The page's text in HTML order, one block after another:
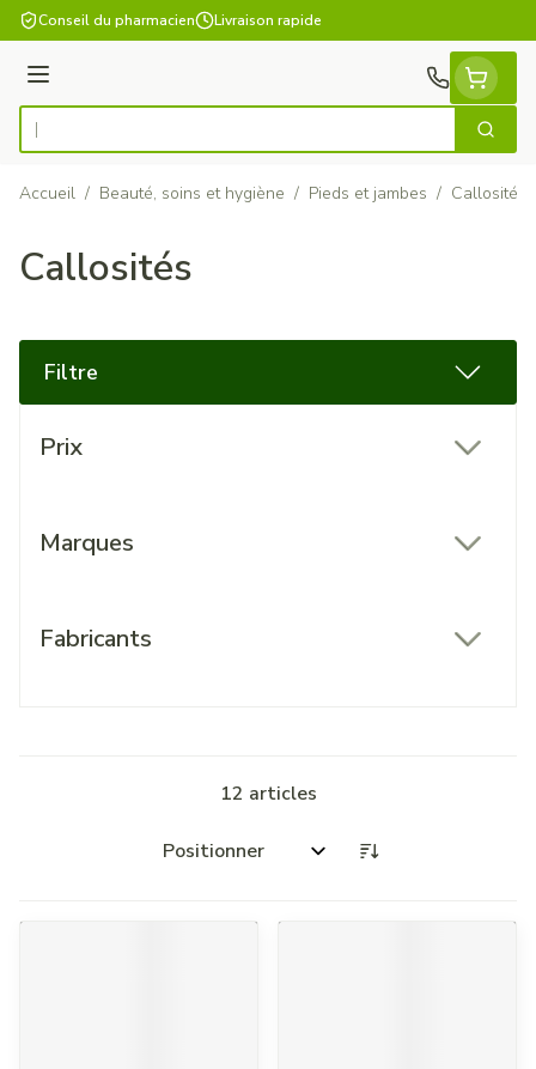
Aller au contenu
Conseil du pharmacien Livraison rapide
Menu
Rechercher
Accueil / Beauté, soins et hygiène / Pieds et jambes / Callosités
Callosités
Filtre
Prix
Marques
Fabricants
12 articles
Trier par: